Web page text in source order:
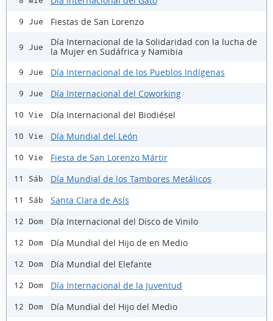
9 Jue Fiestas de San Lorenzo
9 Jue
Día Internacional de la Solidaridad con la lucha de
la Mujer en Sudáfrica y Namibia
9 Jue Día Internacional de los Pueblos Indígenas
9 Jue Día Internacional del Coworking
10 Vie Día Internacional del Biodiésel
10 Vie Día Mundial del León
10 Vie Fiesta de San Lorenzo Mártir
11 Sáb Día Mundial de los Tambores Metálicos
11 Sáb Santa Clara de Asís
12 Dom Día Internacional del Disco de Vinilo
12 Dom Día Mundial del Hijo de en Medio
12 Dom Día Mundial del Elefante
12 Dom Día Internacional de la Juventud
12 Dom Día Mundial del Hijo del Medio